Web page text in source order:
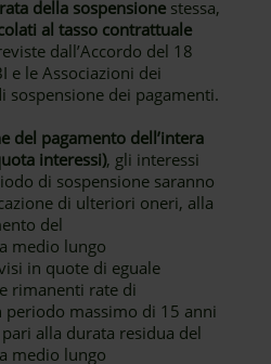
della sospensione stessa,
al tasso contrattuale
dall’Accordo del 18
e le Associazioni dei
sospensione dei pagamenti.
del pagamento dell’intera
interessi), gli interessi
di sospensione saranno
di ulteriori oneri, alla
del
medio lungo
in quote di eguale
rimanenti rate di
massimo di 15 anni
alla durata residua del
medio lungo